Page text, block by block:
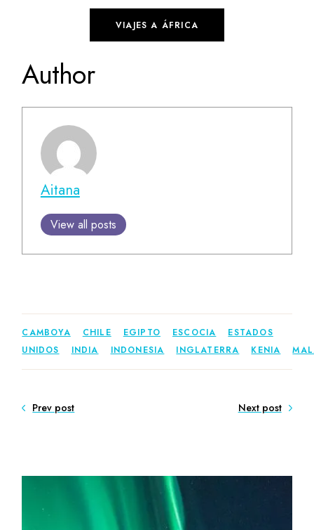
VIAJES A ÁFRICA
Author
Aitana
View all posts
CAMBOYA CHILE EGIPTO ESCOCIA
ESTADOS
UNIDOS
INDIA INDONESIA INGLATERRA KENIA
Prev post Next post